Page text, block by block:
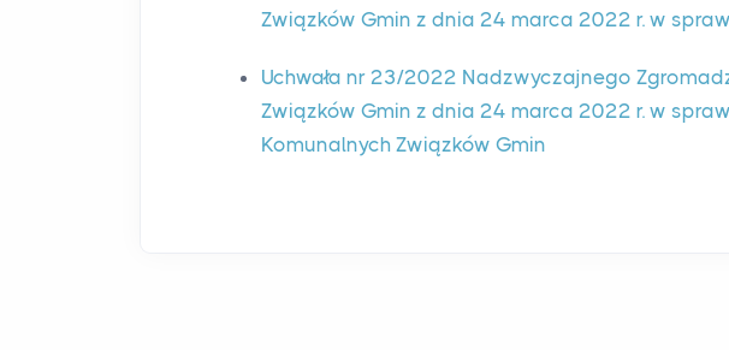
Związków Gmin z dnia 24 marca 2022 r. w
Uchwała nr 23/2022 Nadzwyczajnego
Związków Gmin z dnia 24 marca 2022 r. w
Komunalnych Związków Gmin